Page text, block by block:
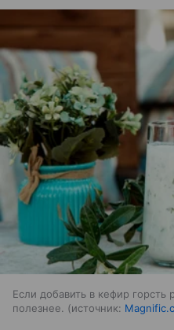
Если добавить в кефир
полезнее.
источник: